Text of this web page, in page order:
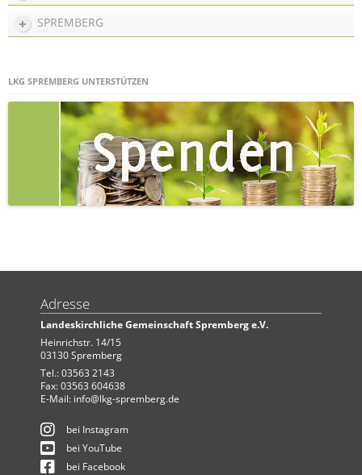
SPREMBERG
LKG SPREMBERG UNTERSTÜTZEN
Adresse
Landeskirchliche Gemeinschaft Spremberg e.V.
Heinrichstr. 14/15
03130 Spremberg
Tel.: 03563 2143
Fax: 03563 604638
E-Mail: info@lkg-spremberg.de
bei Instagram
bei YouTube
bei Facebook